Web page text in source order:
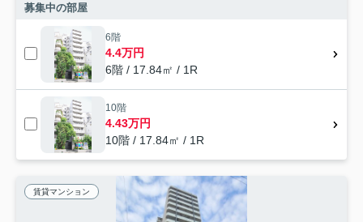
募集中の部屋
6階
4.4万円
6階 / 17.84㎡ / 1R
10階
4.43万円
10階 / 17.84㎡ / 1R
賃貸マンション